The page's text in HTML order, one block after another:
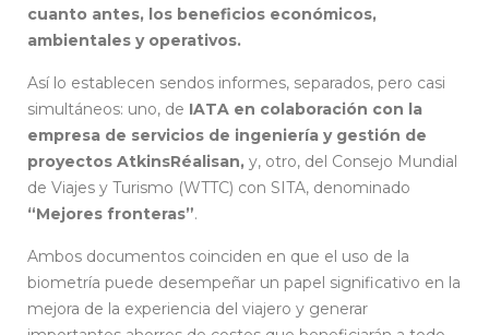
cuanto antes, los beneficios económicos,
ambientales y operativos.
Así lo establecen sendos informes, separados, pero casi
simultáneos: uno, de IATA en colaboración con la
empresa de servicios de ingeniería y gestión de
proyectos AtkinsRéalisan, y, otro, del Consejo Mundial
de Viajes y Turismo (WTTC) con SITA, denominado
“Mejores fronteras”.
Ambos documentos coinciden en que el uso de la
biometría puede desempeñar un papel significativo en la
mejora de la experiencia del viajero y generar